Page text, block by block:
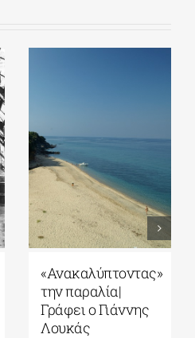
Σπέτσες: Εκεί
όπου η Ιστορία
παραμένει
ζωντανή| Γράφει ο